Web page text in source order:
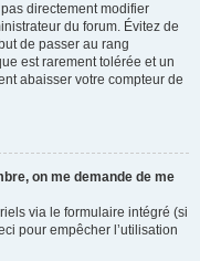
directement modifier
du forum. Évitez de
de passer au rang
est rarement tolérée et un
abaisser votre compteur de
on me demande de me
via le formulaire intégré (si
pour empêcher l’utilisation